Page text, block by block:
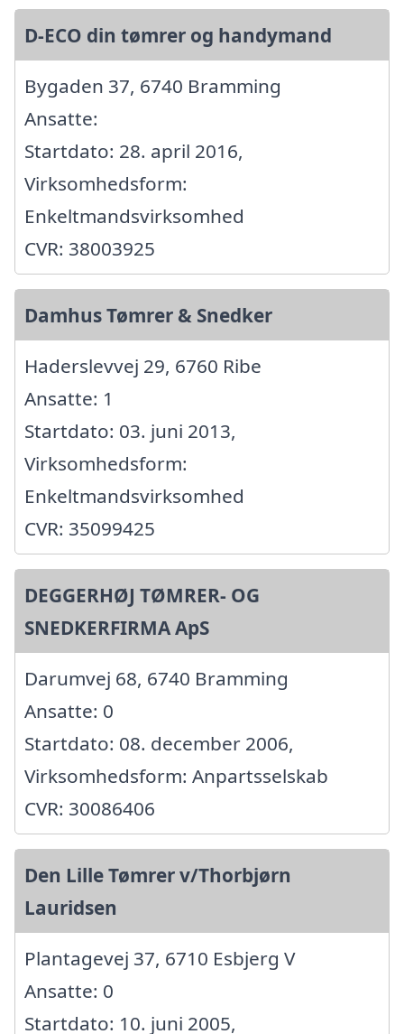
D-ECO din tømrer og handymand
Bygaden 37, 6740 Bramming
Ansatte:
Startdato: 28. april 2016,
Virksomhedsform:
Enkeltmandsvirksomhed
CVR: 38003925
Damhus Tømrer & Snedker
Haderslevvej 29, 6760 Ribe
Ansatte: 1
Startdato: 03. juni 2013,
Virksomhedsform:
Enkeltmandsvirksomhed
CVR: 35099425
DEGGERHØJ TØMRER- OG
SNEDKERFIRMA ApS
Darumvej 68, 6740 Bramming
Ansatte: 0
Startdato: 08. december 2006,
Virksomhedsform: Anpartsselskab
CVR: 30086406
Den Lille Tømrer v/Thorbjørn
Lauridsen
Plantagevej 37, 6710 Esbjerg V
Ansatte: 0
Startdato: 10. juni 2005,